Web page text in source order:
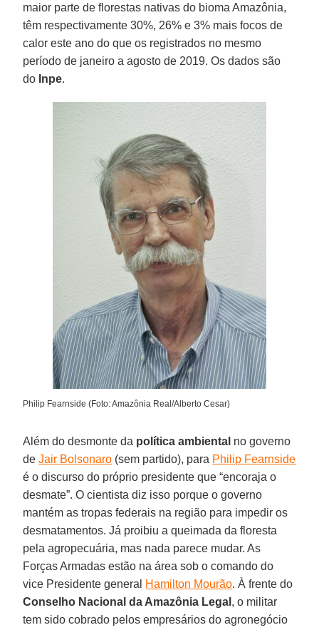
maior parte de florestas nativas do bioma Amazônia,
têm respectivamente 30%, 26% e 3% mais focos de
calor este ano do que os registrados no mesmo
período de janeiro a agosto de 2019. Os dados são
do Inpe.
Philip Fearnside (Foto: Amazônia Real/Alberto Cesar)
Além do desmonte da política ambiental no governo
deJair Bolsonaro (sem partido), para Philip Fearnside
é o discurso do próprio presidente que “encoraja o
desmate”. O cientista diz isso porque o governo
mantém as tropas federais na região para impedir os
desmatamentos. Já proibiu a queimada da floresta
pela agropecuária, mas nada parece mudar. As
Forças Armadas estão na área sob o comando do
vice Presidente general Hamilton Mourão. À frente do
Conselho Nacional da Amazônia Legal , o militar
tem sido cobrado pelos empresários do agronegócio